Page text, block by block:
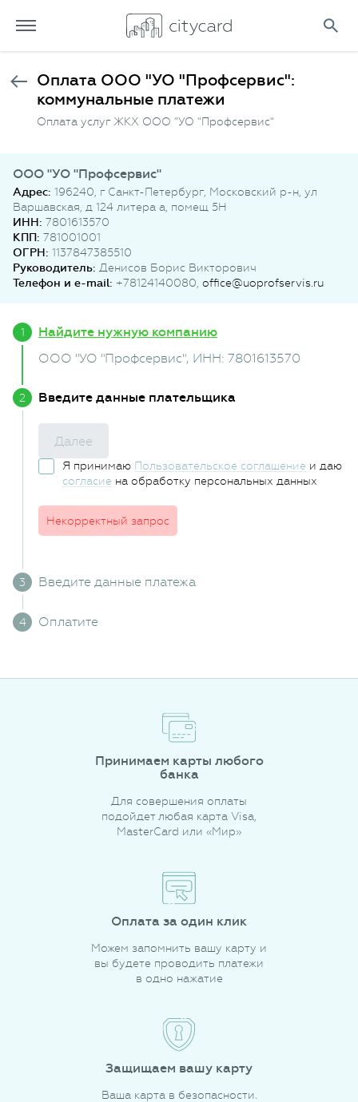
Оплата ООО "УО "Профсервис":
коммунальные платежи
Оплата услуг ЖКХ ООО "УО "Профсервис"
ООО "УО "Профсервис"
Адрес: 196240, г Санкт-Петербург, Московский р-н, ул
Варшавская, д 124 литера а, помещ 5Н
ИНН: 7801613570
КПП: 781001001
ОГРН: 1137847385510
Руководитель: Денисов Борис Викторович
Телефон и e-mail: +78124140080, office@uoprofservis.ru
Найдите нужную компанию
ООО "УО "Профсервис", ИНН: 7801613570
Введите данные плательщика
Далее
Я принимаю Пользовательское соглашение и даю
согласие на обработку персональных данных
Некорректный запрос
Введите данные платежа
Оплатите
Принимаем карты любого
банка
Для совершения оплаты
подойдет любая карта Visa,
MasterCard или «Мир»
Оплата за один клик
Можем запомнить вашу карту и
вы будете проводить платежи
в одно нажатие
Защищаем вашу карту
Ваша карта в безопасности.